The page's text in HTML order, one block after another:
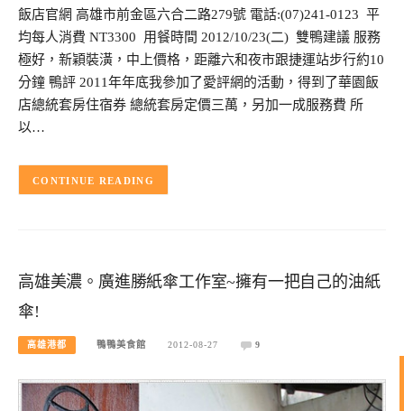
飯店官網 高雄市前金區六合二路279號 電話:(07)241-0123 平
均每人消費 NT3300 用餐時間 2012/10/23(二) 雙鴨建議 服務
極好，新穎裝潢，中上價格，距離六和夜市跟捷運站步行約10
分鐘 鴨評 2011年年底我參加了愛評網的活動，得到了華園飯
店總統套房住宿券 總統套房定價三萬，另加一成服務費 所
以…
CONTINUE READING
高雄美濃。廣進勝紙傘工作室~擁有一把自己的油紙
傘!
高雄港都 鴨鴨美食館 2012-08-27 9